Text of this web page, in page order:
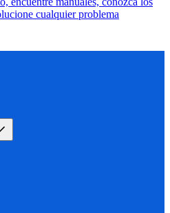
cualquier problema